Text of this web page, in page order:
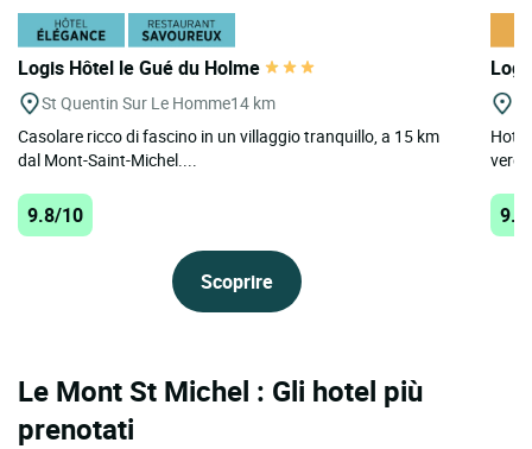
Logis Hôtel le Gué du Holme
St Quentin Sur Le Homme14 km
Casolare ricco di fascino in un villaggio tranquillo, a 15 km
dal Mont-Saint-Michel....
9.8/10
Scoprire
Le Mont St Michel : Gli hotel più
prenotati